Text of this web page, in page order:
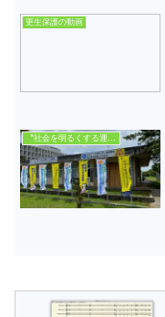
更生保護の動画
〝社会を明るくする運動〟